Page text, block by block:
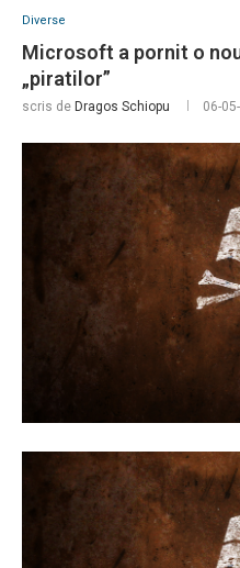
Diverse
Microsoft a pornit o
„piratilor”
scris de Dragos Schiopu 06-